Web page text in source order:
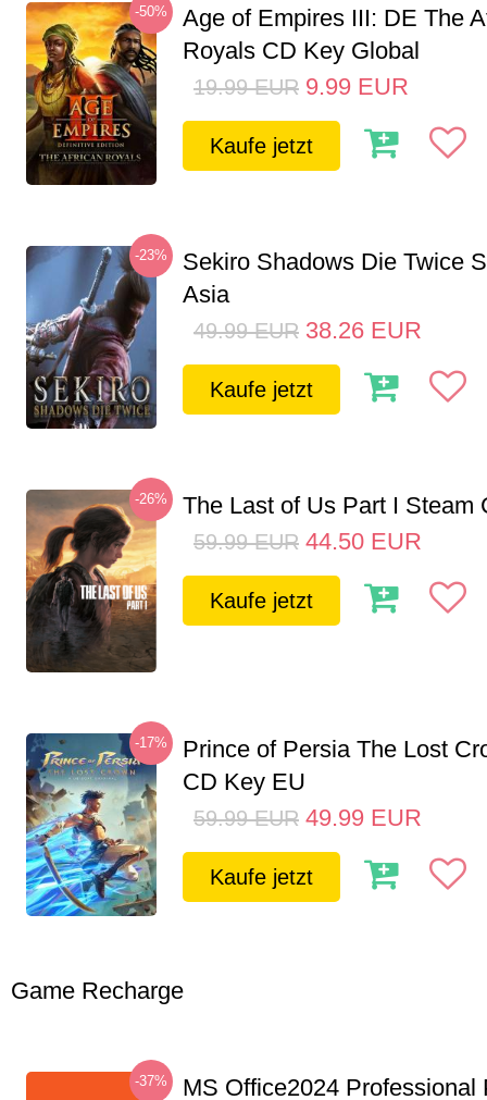
-50%
Age of Empires III: DE The
Royals CD Key Global
19.99 EUR 9.99 EUR
Kaufe jetzt
-23%
Sekiro Shadows Die Twice
Asia
49.99 EUR 38.26 EUR
Kaufe jetzt
-26% The Last of Us Part I Steam
59.99 EUR 44.50 EUR
Kaufe jetzt
-17%
Prince of Persia The Lost
CD Key EU
59.99 EUR 49.99 EUR
Kaufe jetzt
Game Recharge
-37% MS Office2024 Professional